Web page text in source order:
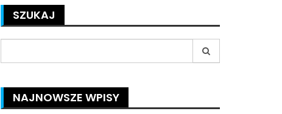
SZUKAJ
for:
NAJNOWSZE WPISY